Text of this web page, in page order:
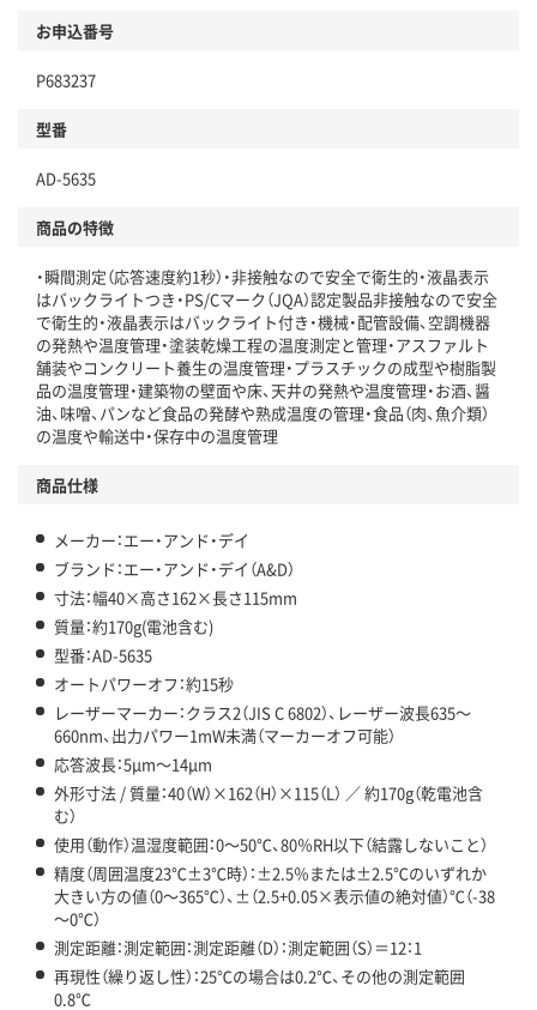
お申込番号
P683237
型番
AD-5635
商品の特徴
・瞬間測定（応答速度約1秒）・非接触なので安全で衛生的・液晶表示
はバックライトつき・PS/Cマーク（JQA）認定製品非接触なので安全
で衛生的・液晶表示はバックライト付き・機械・配管設備、空調機器
の発熱や温度管理・塗装乾燥工程の温度測定と管理・アスファルト
舗装やコンクリート養生の温度管理・プラスチックの成型や樹脂製
品の温度管理・建築物の壁面や床、天井の発熱や温度管理・お酒、醤
油、味噌、パンなど食品の発酵や熟成温度の管理・食品（肉、魚介類）
の温度や輸送中・保存中の温度管理
商品仕様
メーカー：エー・アンド・デイ
ブランド：エー・アンド・デイ（A&D）
寸法：幅40×高さ162×長さ115mm
質量：約170g(電池含む)
型番：AD-5635
オートパワーオフ：約15秒
レーザーマーカー：クラス2（JIS C 6802）、レーザー波長635～
660nm、出力パワー1mW未満（マーカーオフ可能）
応答波長：5μm～14μm
外形寸法 / 質量：40（W）×162（H）×115（L） ／ 約170g（乾電池含
む）
使用（動作）温湿度範囲：0～50℃、80％RH以下（結露しないこと）
精度（周囲温度23℃±3℃時）：±2.5％または±2.5℃のいずれか
大きい方の値（0～365℃）、±（2.5+0.05×表示値の絶対値）℃（-38
～0℃）
測定距離：測定範囲：測定距離（D）：測定範囲（S）＝12：1
再現性（繰り返し性）：25℃の場合は0.2℃、その他の測定範囲
0.8℃